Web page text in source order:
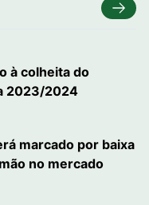
à colheita do
2023/2024
marcado por baixa
no mercado